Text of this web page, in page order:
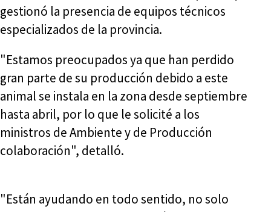
gestionó la presencia de equipos técnicos
especializados de la provincia.
"Estamos preocupados ya que han perdido
gran parte de su producción debido a este
animal se instala en la zona desde septiembre
hasta abril, por lo que le solicité a los
ministros de Ambiente y de Producción
colaboración", detalló.
"Están ayudando en todo sentido, no solo